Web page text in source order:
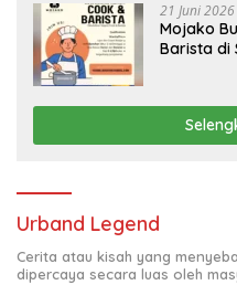
21 Juni 2026
Mojako
Barista di
Urband Legend
Cerita atau kisah yang
dipercaya secara luas oleh